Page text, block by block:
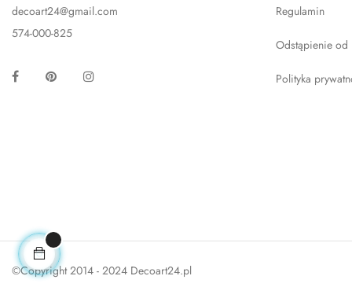
decoart24@gmail.com
574-000-825
Facebook Pinterest
Regulamin
Odstąpienie od
Polityka
©Copyright 2014 - 2024 Decoart24.pl